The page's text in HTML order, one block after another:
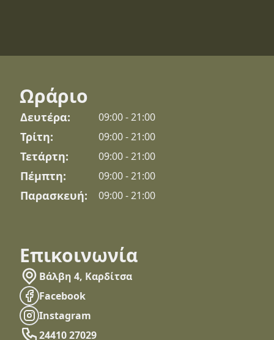
Ωράριο
Δευτέρα: 09:00 - 21:00
Τρίτη: 09:00 - 21:00
Τετάρτη: 09:00 - 21:00
Πέμπτη: 09:00 - 21:00
Παρασκευή: 09:00 - 21:00
Επικοινωνία
Βάλβη 4, Καρδίτσα
Facebook
Instagram
24410 27029